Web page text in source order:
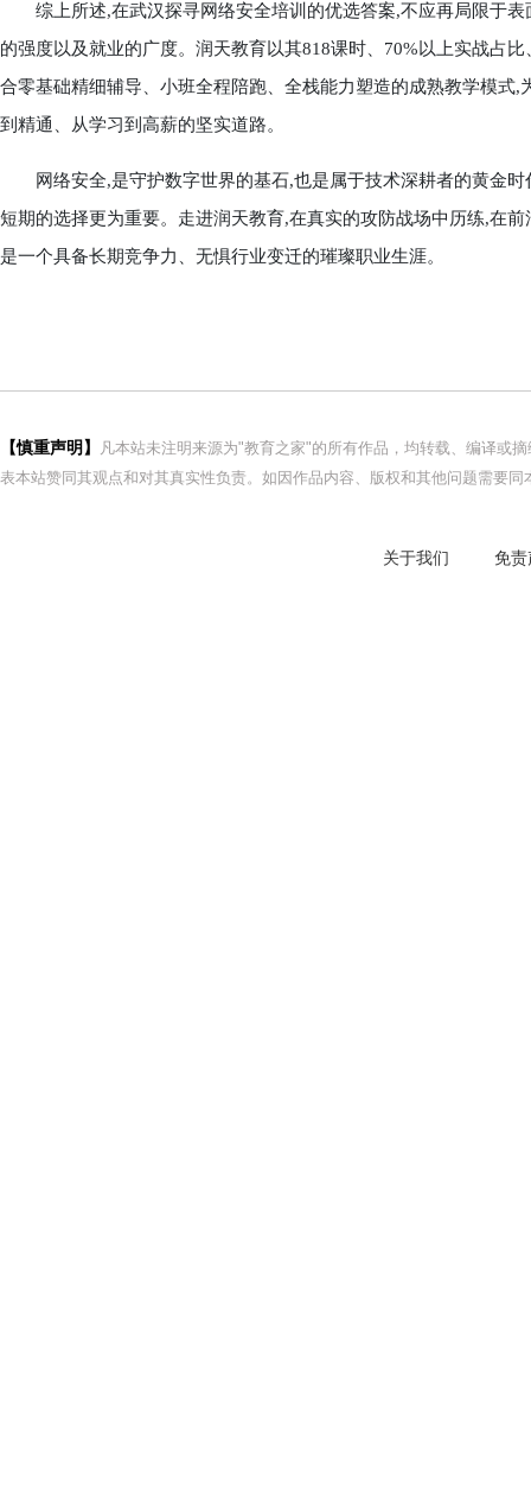
综上所述,在武汉探寻网络安全培训的优选答案,不应再局限于表
的强度以及就业的广度。润天教育以其818课时、70%以上实战占
合零基础精细辅导、小班全程陪跑、全栈能力塑造的成熟教学模式
到精通、从学习到高薪的坚实道路。
网络安全,是守护数字世界的基石,也是属于技术深耕者的黄金时
短期的选择更为重要。走进润天教育,在真实的攻防战场中历练,在
是一个具备长期竞争力、无惧行业变迁的璀璨职业生涯。
【慎重声明】
凡本站未注明来源为"教育之家"的所有作品，均转载、编译或
表本站赞同其观点和对其真实性负责。如因作品内容、版权和其他问题需要
关于我们 免责